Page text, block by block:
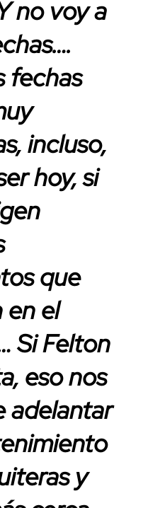
no voy a
fechas
incluso,
hoy, si
que
en el
Si Felton
eso nos
adelantar
y